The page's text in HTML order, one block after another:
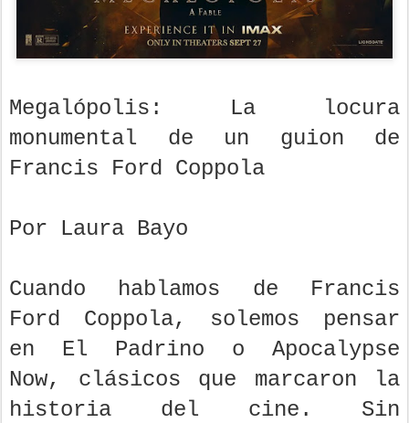
Megalópolis: La locura
monumental de un guion de
Francis Ford Coppola
Por Laura Bayo
Cuando hablamos de Francis
Ford Coppola, solemos pensar
en El Padrino o Apocalypse
Now, clásicos que marcaron la
historia del cine. Sin